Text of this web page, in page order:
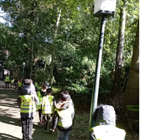
Spinnen
spinsels
Tweede leerjaar